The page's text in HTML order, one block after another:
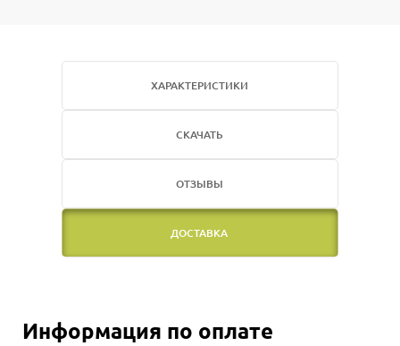
ХАРАКТЕРИСТИКИ
СКАЧАТЬ
ОТЗЫВЫ
ДОСТАВКА
Информация по оплате